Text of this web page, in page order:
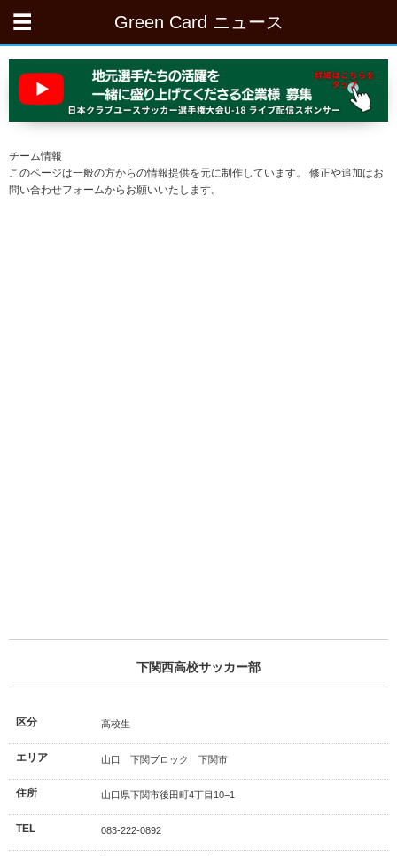
Green Card ニュース
チーム情報
このページは一般の方からの情報提供を元に制作しています。 修正や追加はお
問い合わせフォームからお願いいたします。
下関西高校サッカー部
区分 高校生
エリア 山口 下関ブロック 下関市
住所 山口県下関市後田町4丁目10−1
TEL 083-222-0892